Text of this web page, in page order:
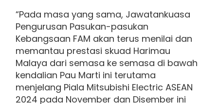
“Pada masa yang sama, Jawatankuasa
Pengurusan Pasukan-pasukan
Kebangsaan FAM akan terus menilai dan
memantau prestasi skuad Harimau
Malaya dari semasa ke semasa di bawah
kendalian Pau Marti ini terutama
menjelang Piala Mitsubishi Electric ASEAN
2024 pada November dan Disember ini